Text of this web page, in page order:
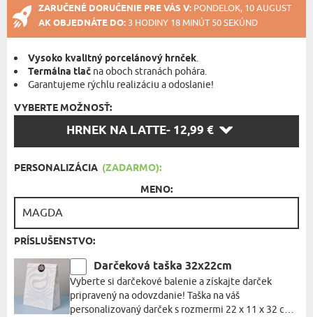
ZARUČENÉ DORUČENIE PRE VÁS V: PONDELOK, 10 AUGUST
AK OBJEDNÁTE DO: 3 HODINY 18 MINÚT 49 SEKÚND
Vysoko kvalitný porcelánový hrnček.
Termálna tlač na oboch stranách pohára.
Garantujeme rýchlu realizáciu a odoslanie!
VYBERTE MOŽNOSŤ:
HRNEK NA LATTE- 12,99 €
PERSONALIZÁCIA (ZADARMO):
MENO:
PRÍSLUŠENSTVO:
Darčeková taška 32x22cm
Vyberte si darčekové balenie a získajte darček
pripravený na odovzdanie! Taška na váš
personalizovaný darček s rozmermi 22 x 11 x 32 cm